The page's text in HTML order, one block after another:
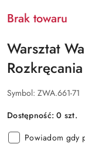
Brak towaru
Warsztat
Rozkręcania
Symbol: ZWA.661-71
Dostępność:0 szt.
Powiadom gdy